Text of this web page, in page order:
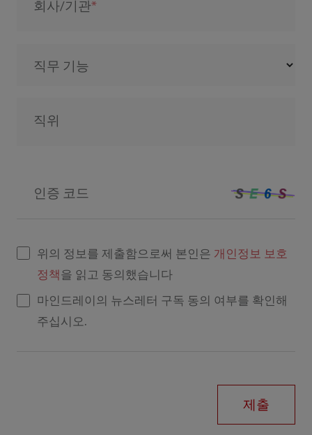
회사/기관
직무 기능
직위
인증 코드
위의 정보를 제출함으로써 본인은 개인정보 보호
정책을 읽고 동의했습니다
마인드레이의 뉴스레터 구독 동의 여부를 확인해
주십시오.
제출